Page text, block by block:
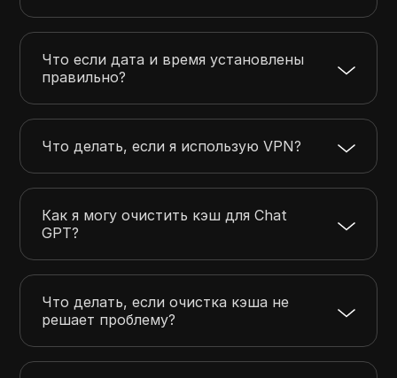
Что если дата и время установлены
правильно?
Что делать, если я использую VPN?
Как я могу очистить кэш для Chat
GPT?
Что делать, если очистка кэша не
решает проблему?